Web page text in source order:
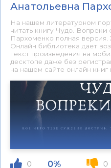
Анатольевна
На нашем литературном
читать книгу Чудо.
Пархоменко полная версия.
Онлайн библиотека дает
текст произведения на
десктопе даже без
на нашем сайте онлайн книг
0 0% 0